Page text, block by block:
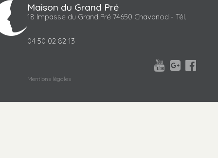
Maison du Grand Pré
18 Impasse du Grand Pré 74650 Chavanod - Tél.
04 50 02 82 13



Mentions légales